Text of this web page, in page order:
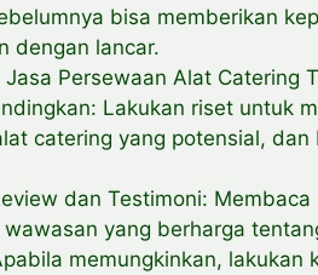
bisa memberikan
dengan lancar.
Persewaan Alat Catering
Lakukan riset untuk
catering yang potensial,
dan Testimoni:
yang berharga
memungkinkan,